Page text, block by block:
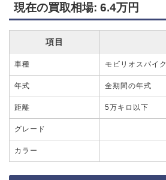
現在の買取相場: 6.4万円
項目
車種 モビリオスパイク
年式 全期間の年式
距離 5万キロ以下
グレード
カラー